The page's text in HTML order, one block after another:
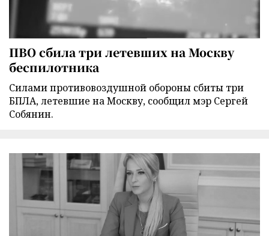
ПВО сбила три летевших на Москву
беспилотника
Силами противовоздушной обороны сбиты три
БПЛА, летевшие на Москву, сообщил мэр Сергей
Собянин.